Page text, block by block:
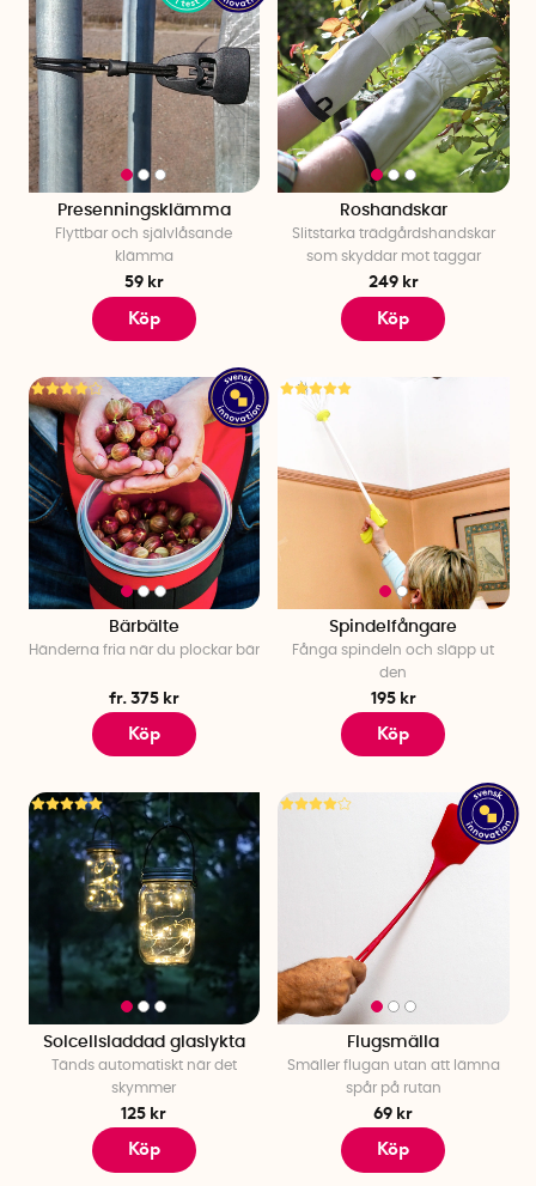
Presenningsklämma
Flyttbar och självlåsande
klämma
59 kr
Köp
Roshandskar
Slitstarka trädgårdshandskar
som skyddar mot taggar
249 kr
Köp
Bärbälte
Händerna fria när du plockar bär
fr. 375 kr
Köp
Spindelfångare
Fånga spindeln och släpp ut
den
195 kr
Köp
Solcellsladdad glaslykta
Tänds automatiskt när det
skymmer
125 kr
Köp
Flugsmälla
Smäller flugan utan att lämna
spår på rutan
69 kr
Köp